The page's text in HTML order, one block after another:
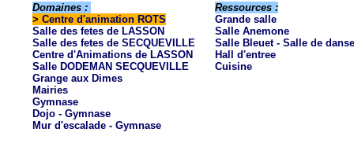
Domaines :
> Centre d'animation ROTS
Salle des fetes de LASSON
Salle des fetes de SECQUEVILLE
Centre d'Animations de LASSON
Salle DODEMAN SECQUEVILLE
Grange aux Dimes
Mairies
Gymnase
Dojo - Gymnase
Mur d'escalade - Gymnase
Ressources :
Grande salle
Salle Anemone
Salle Bleuet - Salle de danse
Hall d'entree
Cuisine